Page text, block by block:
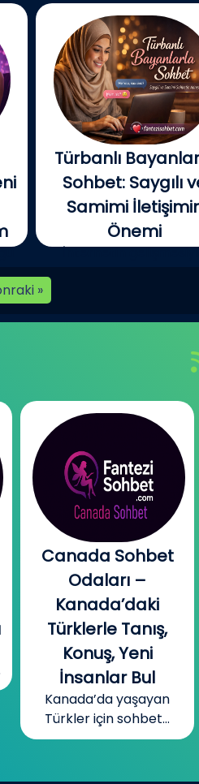
Türbanlı
Sohbet: Saygılı
Samimi
Önemi
İnternetin
»
Canada Sohbet
Odaları –
Kanada’daki
Türklerle Tanış,
Konuş, Yeni
İnsanlar Bul
Kanada’da yaşayan
Türkler için sohbet...